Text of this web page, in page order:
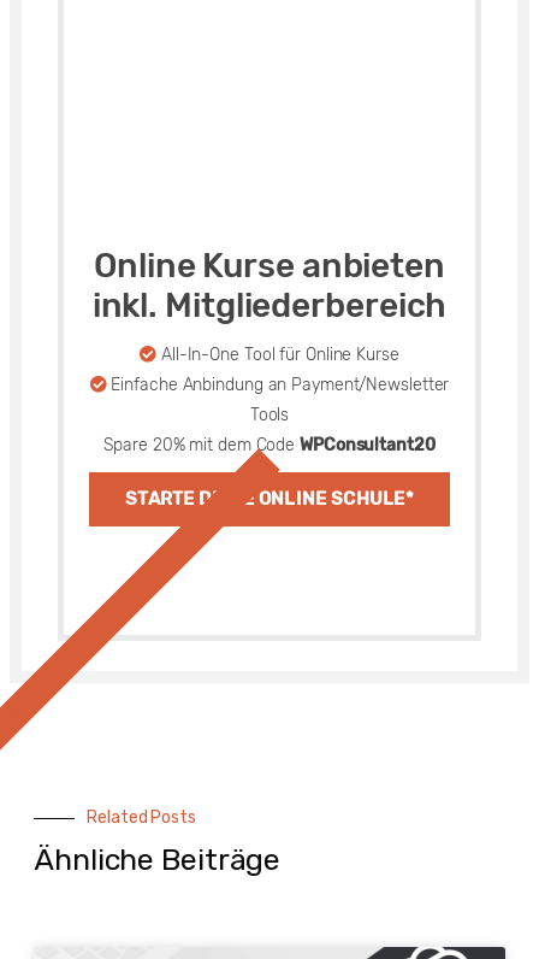
Online Kurse anbieten
inkl. Mitgliederbereich
All-In-One Tool für Online Kurse
Einfache Anbindung an Payment/Newsletter
Tools
Spare 20% mit dem CodeWPConsultant20
STARTE DEINE ONLINE SCHULE*
Related Posts
Ähnliche Beiträge